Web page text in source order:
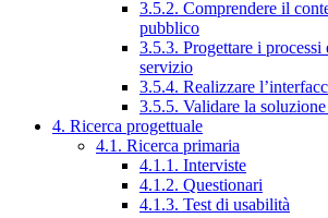
3.5.2. Comprendere il
pubblico
3.5.3. Progettare i processi
servizio
3.5.4. Realizzare
3.5.5. Validare la soluzione
4. Ricerca progettuale
4.1. Ricerca primaria
4.1.1. Interviste
4.1.2. Questionari
4.1.3. Test di usabilità